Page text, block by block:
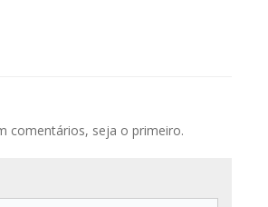
comentários, seja o primeiro.